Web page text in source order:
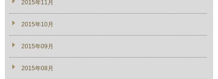
2015年11月
2015年10月
2015年09月
2015年08月